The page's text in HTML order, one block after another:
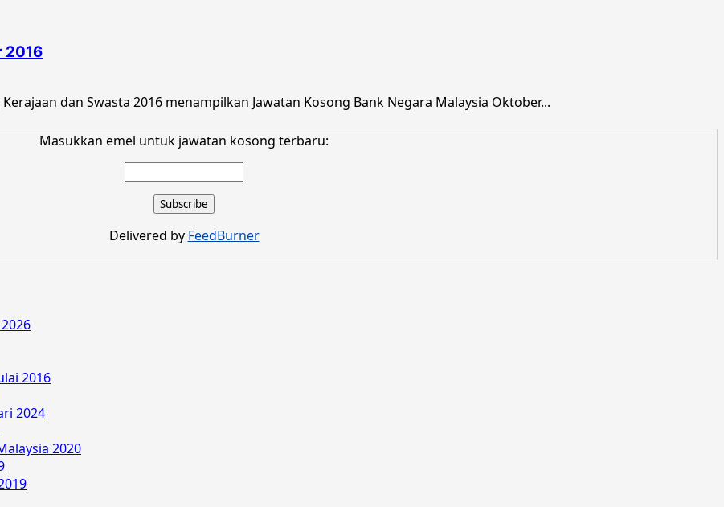
2016
dan Swasta 2016 menampilkan Jawatan Kosong Bank Negara Malaysia Oktober...
Masukkan emel untuk jawatan kosong terbaru:
Delivered by FeedBurner
2016
2024
2020